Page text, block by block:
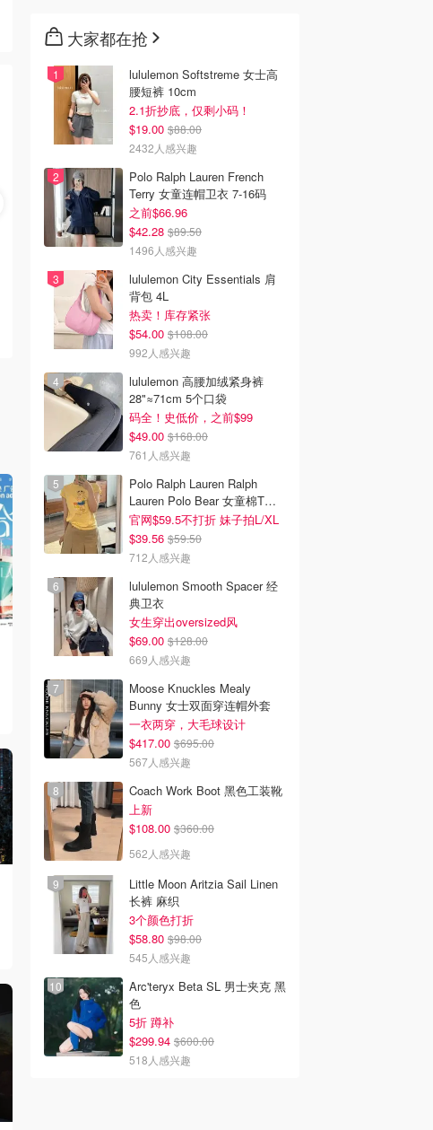
Zara PEANUTS™
Snoopy 毛绒玩具
去购买
Zara 儿童仿羊羔毛星星
抱枕
dealmoon.ca
去购买
大家都在抢
lululemon Softstreme 女士高
腰短裤 10cm
2.1折抄底，仅剩小码！
$19.00 $88.00
2432人感兴趣
Polo Ralph Lauren French
Terry 女童连帽卫衣 7-16码
之前$66.96
$42.28 $89.50
1496人感兴趣
lululemon City Essentials 肩
背包 4L
热卖！库存紧张
$54.00 $108.00
992人感兴趣
lululemon 高腰加绒紧身裤
28"≈71cm 5个口袋
码全！史低价，之前$99
$49.00 $168.00
761人感兴趣
Polo Ralph Lauren Ralph
Lauren Polo Bear 女童棉T恤
染色 1件
官网$59.5不打折 妹子拍L/XL
$39.56 $59.50
712人感兴趣
lululemon Smooth Spacer 经
典卫衣
女生穿出oversized风
$69.00 $128.00
669人感兴趣
Moose Knuckles Mealy
Bunny 女士双面穿连帽外套
一衣两穿，大毛球设计
$417.00 $695.00
567人感兴趣
Coach Work Boot 黑色工装靴
上新
$108.00 $360.00
562人感兴趣
Little Moon Aritzia Sail Linen
长裤 麻织
3个颜色打折
$58.80 $98.00
545人感兴趣
Arc'teryx Beta SL 男士夹克 黑
色
5折 蹲补
$299.94 $600.00
518人感兴趣